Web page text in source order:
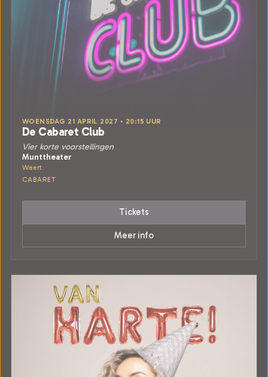
WOENSDAG 21 APRIL 2027 • 20:15 UUR
De Cabaret Club
Vier korte voorstellingen
Munttheater
Weert
CABARET
Tickets
Meer info